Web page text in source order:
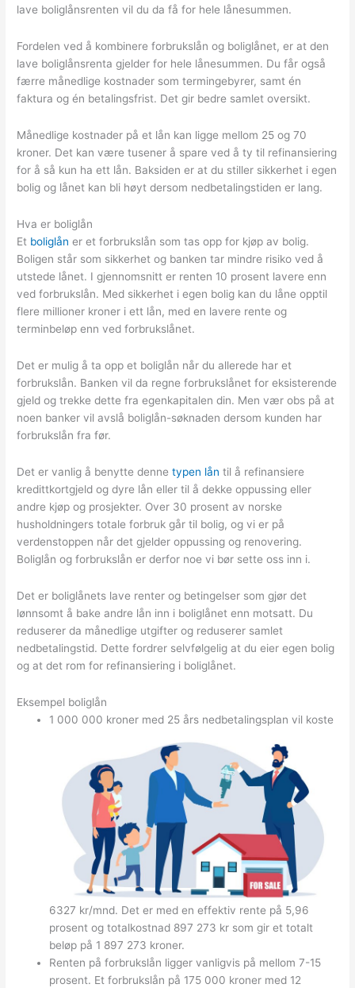
lave boliglånsrenten vil du da få for hele lånesummen.
Fordelen ved å kombinere forbrukslån og boliglånet, er at den
lave boliglånsrenta gjelder for hele lånesummen. Du får også
færre månedlige kostnader som termingebyrer, samt én
faktura og én betalingsfrist. Det gir bedre samlet oversikt.
Månedlige kostnader på et lån kan ligge mellom 25 og 70
kroner. Det kan være tusener å spare ved å ty til refinansiering
for å så kun ha ett lån. Baksiden er at du stiller sikkerhet i egen
bolig og lånet kan bli høyt dersom nedbetalingstiden er lang.
Hva er boliglån
Et boliglån er et forbrukslån som tas opp for kjøp av bolig.
Boligen står som sikkerhet og banken tar mindre risiko ved å
utstede lånet. I gjennomsnitt er renten 10 prosent lavere enn
ved forbrukslån. Med sikkerhet i egen bolig kan du låne opptil
flere millioner kroner i ett lån, med en lavere rente og
terminbeløp enn ved forbrukslånet.
Det er mulig å ta opp et boliglån når du allerede har et
forbrukslån. Banken vil da regne forbrukslånet for eksisterende
gjeld og trekke dette fra egenkapitalen din. Men vær obs på at
noen banker vil avslå boliglån-søknaden dersom kunden har
forbrukslån fra før.
Det er vanlig å benytte dennetypen lån til å refinansiere
kredittkortgjeld og dyre lån eller til å dekke oppussing eller
andre kjøp og prosjekter. Over 30 prosent av norske
husholdningers totale forbruk går til bolig, og vi er på
verdenstoppen når det gjelder oppussing og renovering.
Boliglån og forbrukslån er derfor noe vi bør sette oss inn i.
Det er boliglånets lave renter og betingelser som gjør det
lønnsomt å bake andre lån inn i boliglånet enn motsatt. Du
reduserer da månedlige utgifter og reduserer samlet
nedbetalingstid. Dette fordrer selvfølgelig at du eier egen bolig
og at det rom for refinansiering i boliglånet.
Eksempel boliglån
1 000 000 kroner med 25 års nedbetalingsplan vil koste
6327 kr/mnd. Det er med en effektiv rente på 5,96
prosent og totalkostnad 897 273 kr som gir et totalt
beløp på 1 897 273 kroner.
Renten på forbrukslån ligger vanligvis på mellom 7-15
prosent. Et forbrukslån på 175 000 kroner med 12